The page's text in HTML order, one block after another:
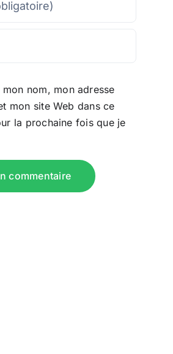
mon nom, mon adresse
mon site Web dans ce
la prochaine fois que je